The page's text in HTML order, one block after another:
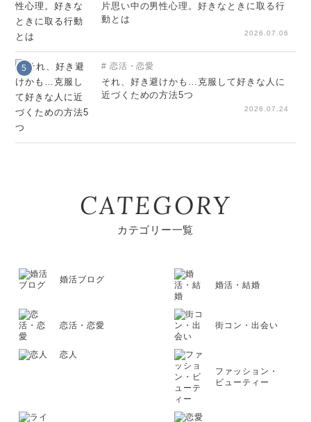
片思い中の男性心理。好きなときに取る行
動とは
2026.07.06
5 恋活・恋愛
それ、好き避けかも…克服して好きな人に
近づくための方法5つ
2026.07.24
CATEGORY
カテゴリー一覧
婚活ブログ
婚活・結婚
恋活・恋愛 街コン・出会い
恋人
ファッション・
ビューティー